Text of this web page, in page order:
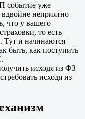
событие уже
неприятно
что у вашего
то есть
и начинаются
быть, как поступить
исходя из ФЗ
исходя из